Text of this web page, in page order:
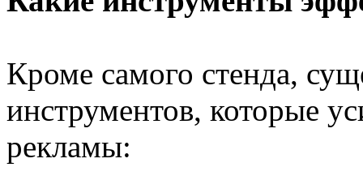
Кроме самого стенда,
инструментов, которые
рекламы: